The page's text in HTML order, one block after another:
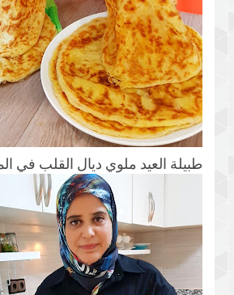
طبيلة العيد ملوي ديال القلب في